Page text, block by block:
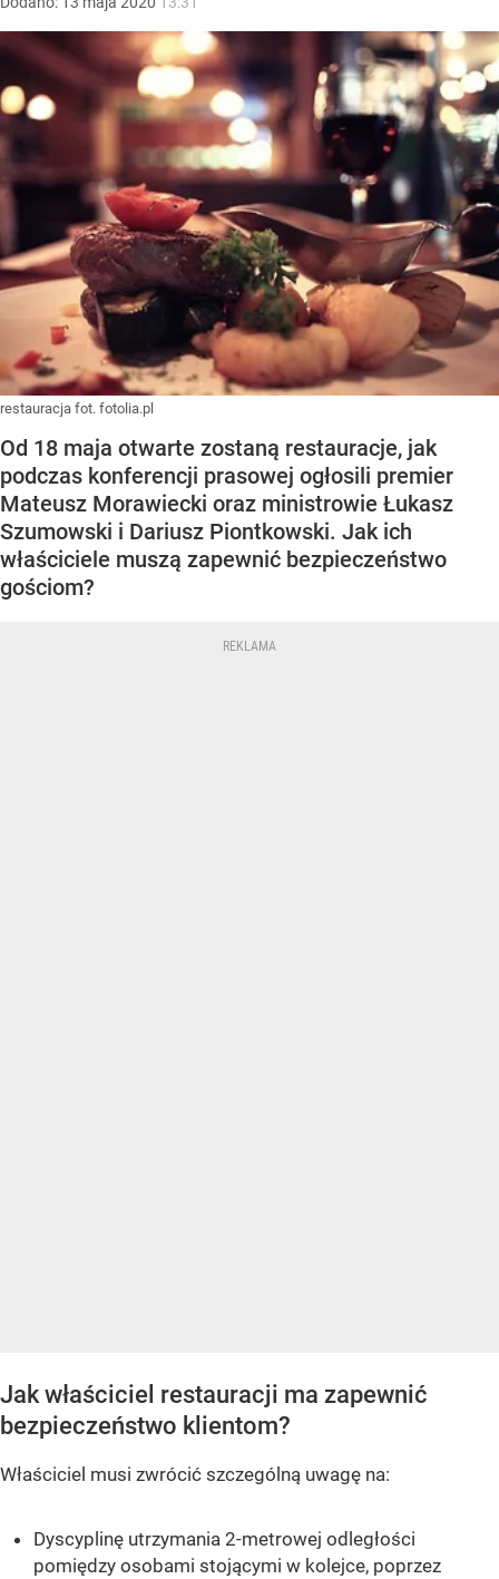
restauracja fot. fotolia.pl
Od 18 maja otwarte zostaną restauracje, jak
podczas konferencji prasowej ogłosili premier
Mateusz Morawiecki oraz ministrowie Łukasz
Szumowski i Dariusz Piontkowski. Jak ich
właściciele muszą zapewnić bezpieczeństwo
gościom?
Jak właściciel restauracji ma zapewnić
bezpieczeństwo klientom?
Właściciel musi zwrócić szczególną uwagę na:
Dyscyplinę utrzymania 2-metrowej odległości
pomiędzy osobami stojącymi w kolejce, poprzez